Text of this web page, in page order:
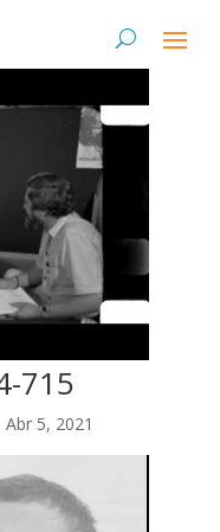
715
Abr 5, 2021